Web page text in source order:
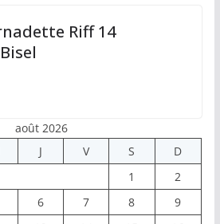
Riff 14
août 2026
J V S
D
1
2
6 7 8
9